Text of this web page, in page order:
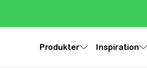
Produkter Inspiration